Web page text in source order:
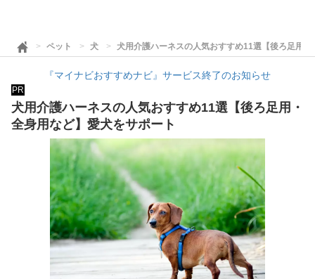
ペット 犬 犬用介護ハーネスの人気おすすめ11選【後ろ足用
『マイナビおすすめナビ』サービス終了のお知らせ
PR
犬用介護ハーネスの人気おすすめ11選【後ろ足用・
全身用など】愛犬をサポート